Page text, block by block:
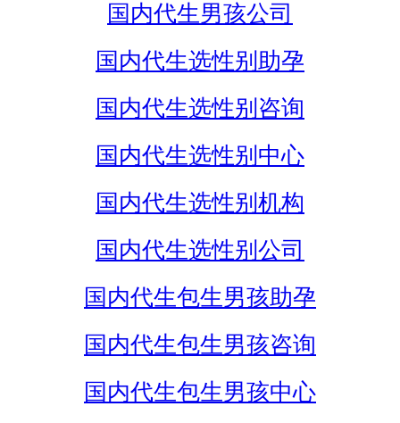
国内代生男孩公司
国内代生选性别助孕
国内代生选性别咨询
国内代生选性别中心
国内代生选性别机构
国内代生选性别公司
国内代生包生男孩助孕
国内代生包生男孩咨询
国内代生包生男孩中心